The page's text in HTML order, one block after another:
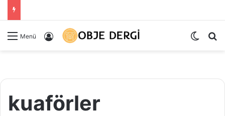
Menü Kayıt Ol Dış
kuaförler